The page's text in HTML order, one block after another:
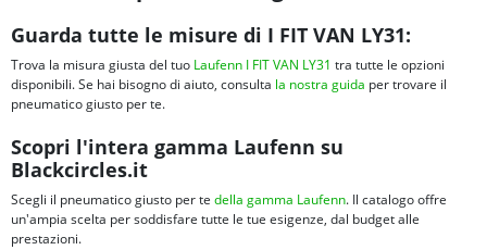
Guarda tutte le misure di I FIT VAN LY31:
Trova la misura giusta del tuo Laufenn I FIT VAN LY31 tra tutte le opzioni
disponibili. Se hai bisogno di aiuto, consulta la nostra guida per trovare il
pneumatico giusto per te.
Scopri l'intera gamma Laufenn su
Blackcircles.it
Scegli il pneumatico giusto per te della gamma Laufenn. Il catalogo offre
un'ampia scelta per soddisfare tutte le tue esigenze, dal budget alle
prestazioni.